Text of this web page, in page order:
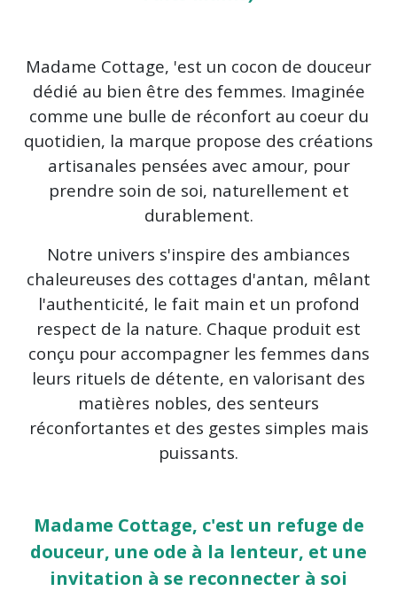
Madame Cottage, 'est un cocon de douceur
dédié au bien être des femmes. Imaginée
comme une bulle de réconfort au coeur du
quotidien, la marque propose des créations
artisanales pensées avec amour, pour
prendre soin de soi, naturellement et
durablement.
Notre univers s'inspire des ambiances
chaleureuses des cottages d'antan, mêlant
l'authenticité, le fait main et un profond
respect de la nature. Chaque produit est
conçu pour accompagner les femmes dans
leurs rituels de détente, en valorisant des
matières nobles, des senteurs
réconfortantes et des gestes simples mais
puissants.
Madame Cottage, c'est un refuge de
douceur, une ode à la lenteur, et une
invitation à se reconnecter à soi